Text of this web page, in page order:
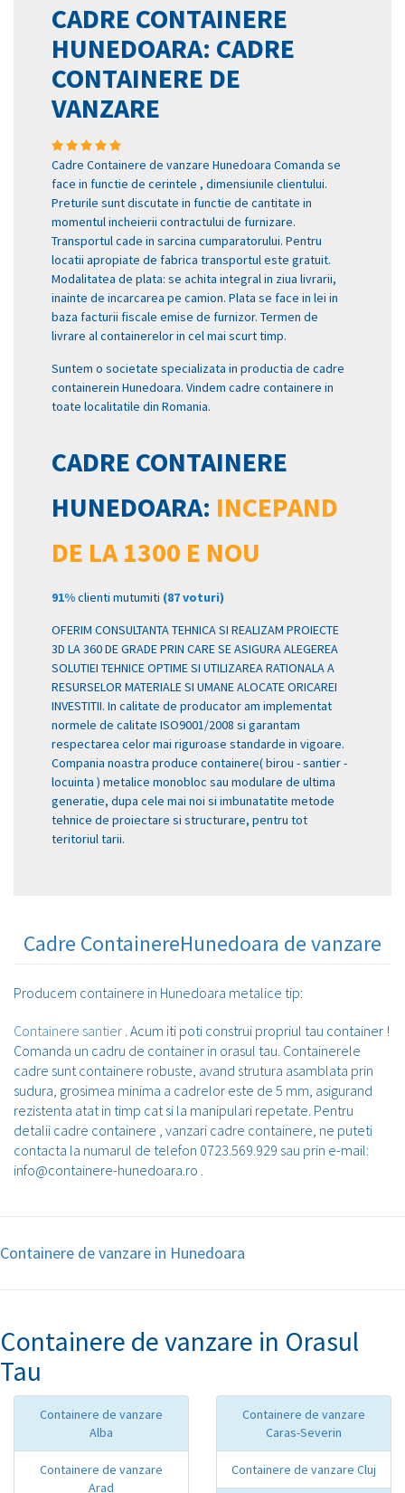
CADRE CONTAINERE
HUNEDOARA: CADRE
CONTAINERE DE
VANZARE
Cadre Containere de vanzare Hunedoara Comanda se
face in functie de cerintele , dimensiunile clientului.
Preturile sunt discutate in functie de cantitate in
momentul incheierii contractului de furnizare.
Transportul cade in sarcina cumparatorului. Pentru
locatii apropiate de fabrica transportul este gratuit.
Modalitatea de plata: se achita integral in ziua livrarii,
inainte de incarcarea pe camion. Plata se face in lei in
baza facturii fiscale emise de furnizor. Termen de
livrare al containerelor in cel mai scurt timp.
Suntem o societate specializata in productia de cadre
containerein Hunedoara. Vindem cadre containere in
toate localitatile din Romania.
CADRE CONTAINERE
HUNEDOARA: INCEPAND
DE LA 1300 E NOU
91%clienti mutumiti (87 voturi)
OFERIM CONSULTANTA TEHNICA SI REALIZAM PROIECTE
3D LA 360 DE GRADE PRIN CARE SE ASIGURA ALEGEREA
SOLUTIEI TEHNICE OPTIME SI UTILIZAREA RATIONALA A
RESURSELOR MATERIALE SI UMANE ALOCATE ORICAREI
INVESTITII. In calitate de producator am implementat
normele de calitate ISO9001/2008 si garantam
respectarea celor mai riguroase standarde in vigoare.
Compania noastra produce containere( birou - santier -
locuinta ) metalice monobloc sau modulare de ultima
generatie, dupa cele mai noi si imbunatatite metode
tehnice de proiectare si structurare, pentru tot
teritoriul tarii.
Cadre ContainereHunedoara de vanzare
Producem containere in Hunedoara metalice tip:
Containere santier . Acum iti poti construi propriul tau container !
Comanda un cadru de container in orasul tau. Containerele
cadre sunt containere robuste, avand strutura asamblata prin
sudura, grosimea minima a cadrelor este de 5 mm, asigurand
rezistenta atat in timp cat si la manipulari repetate. Pentru
detalii cadre containere , vanzari cadre containere, ne puteti
contacta la numarul de telefon 0723.569.929 sau prin e-mail:
info@containere-hunedoara.ro .
Containere de vanzare in Hunedoara
Containere de vanzare in Orasul
Tau
Containere de vanzare
Alba
Containere de vanzare
Arad
Containere de vanzare
Caras-Severin
Containere de vanzare Cluj